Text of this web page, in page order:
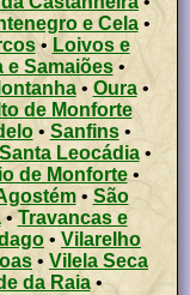
e Cela•
• Loivos e
e Samaiões•
• Oura•
de Monforte
• Sanfins•
Santa Leocádia•
de Monforte•
• São
•Travancas e
• Vilarelho
• Vilela Seca
da Raia•